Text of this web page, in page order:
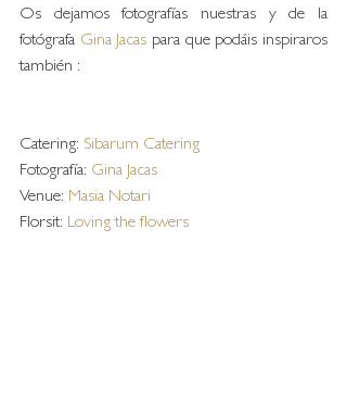
Os dejamos fotografías nuestras y de la
fotógrafa Gina Jacas para que podáis inspiraros
también :
Catering: Sibarum Catering
Fotografía: Gina Jacas
Venue: Masia Notari
Florsit: Loving the flowers